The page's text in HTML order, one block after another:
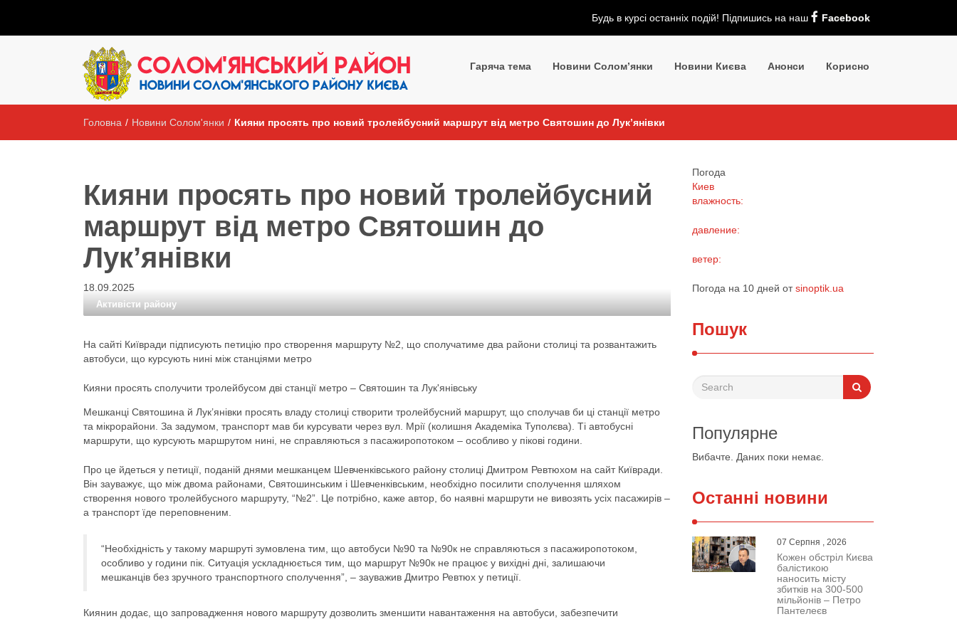
Будь в курсі останніх подій! Підпишись на наш Facebook
Гаряча тема Новини Солом’янки Новини Києва Анонси Корисно
Головна / Новини Солом'янки / Кияни просять про новий тролейбусний маршрут від метро Святошин до Лук’янівки
Кияни просять про новий тролейбусний
маршрут від метро Святошин до
Лук’янівки
18.09.2025
Активісти району
На сайті Київради підписують петицію про створення маршруту №2, що сполучатиме два райони столиці та розвантажить
автобуси, що курсують нині між станціями метро
Кияни просять сполучити тролейбусом дві станції метро – Святошин та Лук'янівську
Мешканці Святошина й Лук’янівки просять владу столиці створити тролейбусний маршрут, що сполучав би ці станції метро
та мікрорайони. За задумом, транспорт мав би курсувати через вул. Мрії (колишня Академіка Туполєва). Ті автобусні
маршрути, що курсують маршрутом нині, не справляються з пасажиропотоком – особливо у пікові години.
Про це йдеться у петиції, поданій днями мешканцем Шевченківського району столиці Дмитром Ревтюхом на сайт Київради.
Він зауважує, що між двома районами, Святошинським і Шевченківським, необхідно посилити сполучення шляхом
створення нового тролейбусного маршруту, “№2”. Це потрібно, каже автор, бо наявні маршрути не вивозять усіх пасажирів –
а транспорт їде переповненим.
“Необхідність у такому маршруті зумовлена тим, що автобуси №90 та №90к не справляються з пасажиропотоком,
особливо у години пік. Ситуація ускладнюється тим, що маршрут №90к не працює у вихідні дні, залишаючи
мешканців без зручного транспортного сполучення”, – зауважив Дмитро Ревтюх у петиції.
Киянин додає, що запровадження нового маршруту дозволить зменшити навантаження на автобуси, забезпечити
Погода
Киев
влажность:
давление:
ветер:
Погода на 10 дней отsinoptik.ua
Пошук
Популярне
Вибачте. Даних поки немає.
Останні новини
07 Серпня , 2026
Кожен обстріл Києва
балістикою
наносить місту
збитків на 300-500
мільйонів – Петро
Пантелеєв